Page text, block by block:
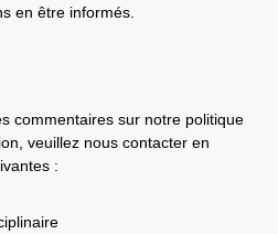
en être informés.
commentaires sur notre politique
veuillez nous contacter en
: